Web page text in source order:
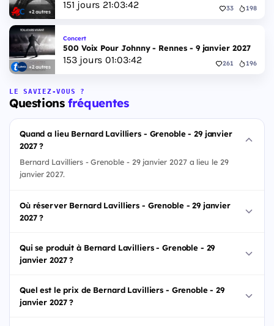
+2 autres
151 jours 21:03:41 33 198
+2 autres
Concert
500 Voix Pour Johnny - Rennes - 9 janvier 2027
153jours 01:03:41 261 196
LE SAVIEZ-VOUS ?
Questionsfréquentes
Quand a lieu Bernard Lavilliers - Grenoble - 29 janvier
2027 ?
Bernard Lavilliers - Grenoble - 29 janvier 2027 a lieu le 29
janvier 2027.
Où réserver Bernard Lavilliers - Grenoble - 29 janvier
2027 ?
Qui se produit à Bernard Lavilliers - Grenoble - 29
janvier 2027 ?
Quel est le prix de Bernard Lavilliers - Grenoble - 29
janvier 2027 ?